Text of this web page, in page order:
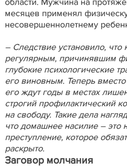
месяцев применял
несовершеннолетнему
– Следствие установило, что
регулярным, причинявшим
глубокие психологические
его виновным. Теперь
его ждут годы в местах
строгий профилактический
на свободу. Такие дела
что домашнее насилие – это
преступление, которое
раскрыто.
Заговор молчания